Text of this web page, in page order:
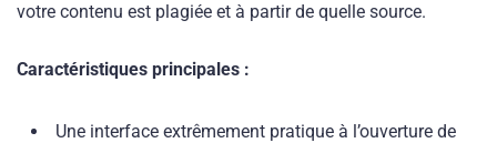
votre contenu est plagiée et à partir de quelle source.
Caractéristiques principales :
Une interface extrêmement pratique à l’ouverture de